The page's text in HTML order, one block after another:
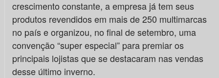
crescimento constante, a empresa já tem seus
produtos revendidos em mais de 250 multimarcas
no país e organizou, no final de setembro, uma
convenção “super especial” para premiar os
principais lojistas que se destacaram nas vendas
desse último inverno.